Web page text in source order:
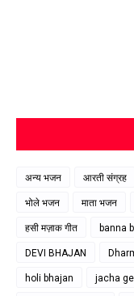
अन्य भजन आरती संग्रह
भोले भजन माता भजन
हसी मज़ाक गीत banna
DEVI BHAJAN
holi bhajan jacha